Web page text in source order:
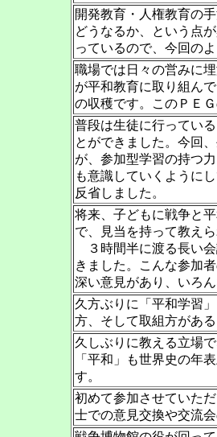
開発教育・人権教育の
どうなるか、という点
っているので、今回の
職場では日々の営みに
が平和教育に取り組ん
の収穫です。このＰＥ
普段は生徒に行ってい
とができました。今回
が、参加型学習の持つ
も意識していくように
反省しました。
将来、子どもに戦争と
で、見当を持って教え
３時間半に渡る長い会
きました。こんな参加
深い意見があり、いろ
久方ぶりに「平和学習
方、そして取組方があ
久しぶりに教える立場
「平和」も世界史の年
す。
初めて参加させていた
士での意見交換や交流